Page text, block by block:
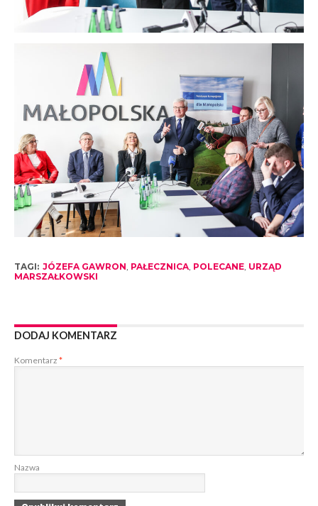
TAGI: JÓZEFA GAWRON PAŁECZNICA, POLECANE, URZĄD
MARSZAŁKOWSKI
DODAJ KOMENTARZ
Komentarz *
Nazwa